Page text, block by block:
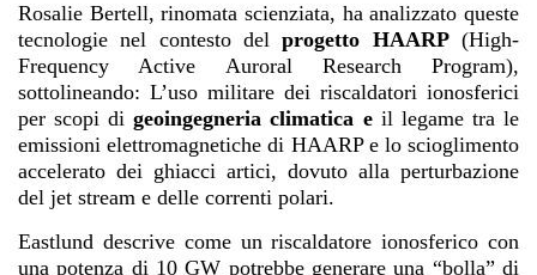
Rosalie Bertell, rinomata scienziata, ha analizzato queste
tecnologie nel contesto delprogetto HAARP(High-
Frequency Active Auroral Research Program),
sottolineando: L’uso militare dei riscaldatori ionosferici
per scopi digeoingegneria climatica e il legame tra le
emissioni elettromagnetiche di HAARP e lo scioglimento
accelerato dei ghiacci artici, dovuto alla perturbazione
del jet stream e delle correnti polari.
Eastlund descrive come un riscaldatore ionosferico con
una potenza di 10 GW potrebbe generare una “bolla” di